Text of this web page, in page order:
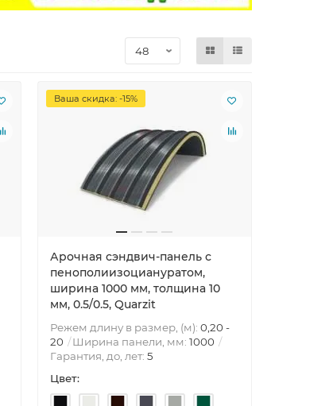
Ваша скидка: -15%
Арочная сэндвич-панель с
пенополиизоциануратом,
ширина 1000 мм, толщина 10
мм, 0.5/0.5, Quarzit
Режем длину в размер, (м): 0,20 -
20
Ширина панели, мм: 1000
Гарантия, до, лет: 5
Цвет: